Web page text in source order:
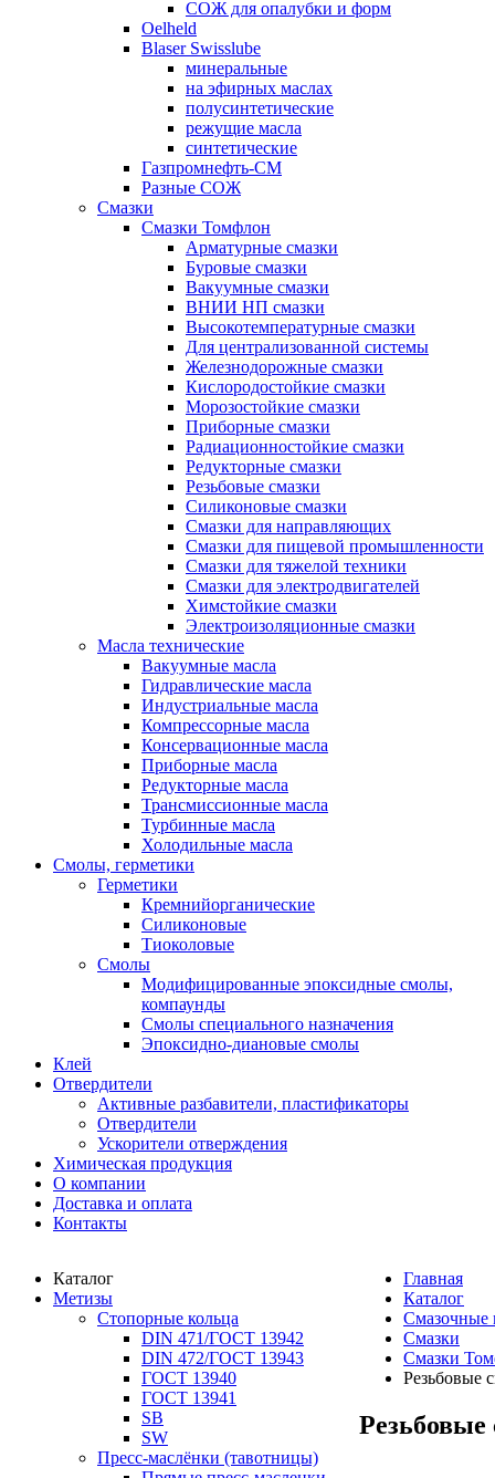
СОЖ для опалубки и форм
Oelheld
Blaser Swisslube
минеральные
на эфирных маслах
полусинтетические
режущие масла
синтетические
Газпромнефть-СМ
Разные СОЖ
Смазки
Смазки Томфлон
Арматурные смазки
Буровые смазки
Вакуумные смазки
ВНИИ НП смазки
Высокотемпературные смазки
Для централизованной системы
Железнодорожные смазки
Кислородостойкие смазки
Морозостойкие смазки
Приборные смазки
Радиационностойкие смазки
Редукторные смазки
Резьбовые смазки
Силиконовые смазки
Смазки для направляющих
Смазки для пищевой промышленности
Смазки для тяжелой техники
Смазки для электродвигателей
Химстойкие смазки
Электроизоляционные смазки
Масла технические
Вакуумные масла
Гидравлические масла
Индустриальные масла
Компрессорные масла
Консервационные масла
Приборные масла
Редукторные масла
Трансмиссионные масла
Турбинные масла
Холодильные масла
Смолы, герметики
Герметики
Кремнийорганические
Силиконовые
Тиоколовые
Смолы
Модифицированные эпоксидные смолы,
компаунды
Смолы специального назначения
Эпоксидно-диановые смолы
Клей
Отвердители
Активные разбавители, пластификаторы
Отвердители
Ускорители отверждения
Химическая продукция
О компании
Доставка и оплата
Контакты
Каталог
Метизы
Стопорные кольца
DIN 471/ГОСТ 13942
DIN 472/ГОСТ 13943
ГОСТ 13940
ГОСТ 13941
SB
SW
Пресс-маслёнки (тавотницы)
Главная
Каталог
Смазочные
Смазки
Смазки
Резьбовые
Резьбовые